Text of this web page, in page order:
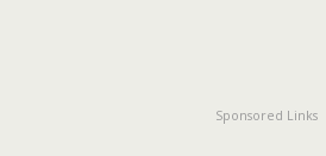
Sponsored Links